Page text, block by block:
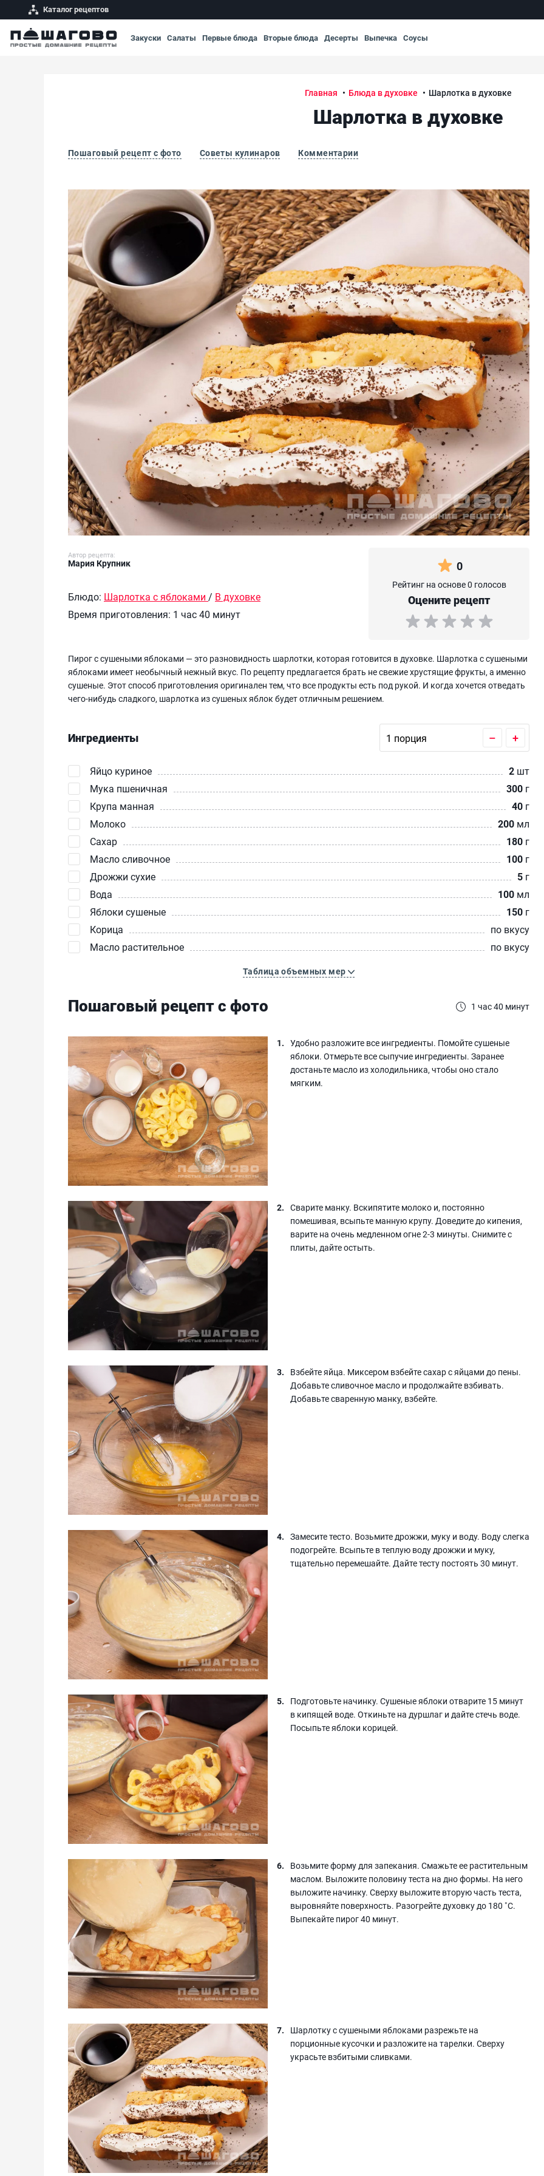
Каталог рецептов
Закуски Салаты Первые блюда Вторые блюда Десерты Выпечка Соусы
Главная Блюда в духовке Шарлотка в духовке
Шарлотка в духовке
Пошаговый рецепт с фото Советы кулинаров Комментарии
Шарлотка в духовке
Автор рецепта:
Мария Крупник
Блюдо: Шарлотка с яблоками / В духовке
Время приготовления: 1 час 40 минут
0
Рейтинг на основе 0 голосов
Оцените рецепт
Пирог с сушеными яблоками — это разновидность шарлотки, которая готовится в духовке. Шарлотка с сушеными
яблоками имеет необычный нежный вкус. По рецепту предлагается брать не свежие хрустящие фрукты, а именно
сушеные. Этот способ приготовления оригинален тем, что все продукты есть под рукой. И когда хочется отведать
чего-нибудь сладкого, шарлотка из сушеных яблок будет отличным решением.
Ингредиенты – +
Яйцо куриное 2 шт
Мука пшеничная
300 г
Крупа манная
40 г
Молоко
200 мл
Сахар
180 г
Масло сливочное
100 г
Дрожжи сухие
5 г
Вода
100 мл
Яблоки сушеные
150 г
Корица
по вкусу
Масло растительное
по вкусу
Таблица объемных мер
Пошаговый рецепт с фото 1 час 40 минут
Удобно разложите все ингредиенты. Помойте сушеные
яблоки. Отмерьте все сыпучие ингредиенты. Заранее
достаньте масло из холодильника, чтобы оно стало
мягким.
Сварите манку. Вскипятите молоко и, постоянно
помешивая, всыпьте манную крупу. Доведите до кипения,
варите на очень медленном огне 2-3 минуты. Снимите с
плиты, дайте остыть.
Взбейте яйца. Миксером взбейте сахар с яйцами до пены.
Добавьте сливочное масло и продолжайте взбивать.
Добавьте сваренную манку, взбейте.
Замесите тесто. Возьмите дрожжи, муку и воду. Воду слегка
подогрейте. Всыпьте в теплую воду дрожжи и муку,
тщательно перемешайте. Дайте тесту постоять 30 минут.
Подготовьте начинку. Сушеные яблоки отварите 15 минут
в кипящей воде. Откиньте на дуршлаг и дайте стечь воде.
Посыпьте яблоки корицей.
Возьмите форму для запекания. Смажьте ее растительным
маслом. Выложите половину теста на дно формы. На него
выложите начинку. Сверху выложите вторую часть теста,
выровняйте поверхность. Разогрейте духовку до 180 ˚C.
Выпекайте пирог 40 минут.
Шарлотку с сушеными яблоками разрежьте на
порционные кусочки и разложите на тарелки. Сверху
украсьте взбитыми сливками.